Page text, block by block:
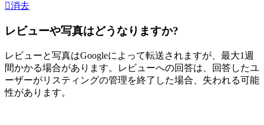
消去
レビューや写真はどうなりますか?
レビューと写真はGoogleによって転送されますが、最大1週
間かかる場合があります。レビューへの回答は、回答したユ
ーザーがリスティングの管理を終了した場合、失われる可能
性があります。